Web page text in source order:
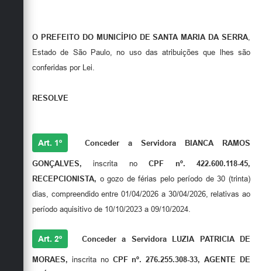
O PREFEITO DO MUNICÍPIO DE SANTA MARIA DA SERRA,
Estado de São Paulo, no uso das atribuições que lhes são
conferidas por Lei.
RESOLVE
Art. 1º Conceder a Servidora BIANCA RAMOS
GONÇALVES, inscrita noCPF nº. 422.600.118-45,
RECEPCIONISTA, o gozo de férias pelo período de 30 (trinta)
dias, compreendido entre 01/04/2026 a 30/04/2026, relativas ao
período aquisitivo de 10/10/2023 a 09/10/2024.
Art. 2º Conceder a Servidora LUZIA PATRICIA DE
MORAES, inscrita noCPF nº. 276.255.308-33, AGENTE DE